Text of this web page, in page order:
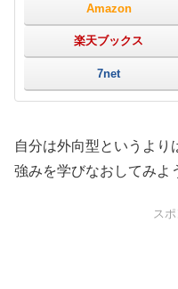
Amazon
楽天ブックス
7net
自分は外向型というより
強みを学びなおしてみよ
ス